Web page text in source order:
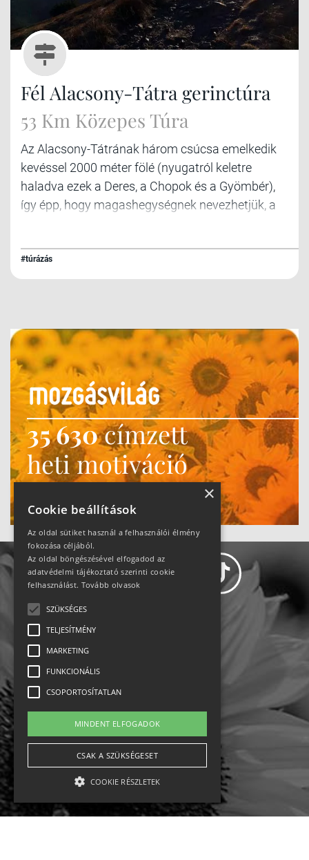
Fél Alacsony-Tátra gerinctúra
53 Km Közepes Túra
Az Alacsony-Tátrának három csúcsa emelkedik
kevéssel 2000 méter fölé (nyugatról keletre
haladva ezek a Deres, a Chopok és a Gyömbér),
így épp, hogy magashegységnek nevezhetjük, a
#túrázás
35 630címzett
heti motiváció
Ne maradj le!
Impresszum-kapcsolat
Jogi nyilatkozat
Rólunk
English
×
Cookie beállítások
Az oldal sütiket használ a felhasználói élmény
fokozása céljából.
Az oldal böngészésével elfogadod az
adatvédelmi tájékoztató szerinti cookie
felhasználást. Tovább olvasok
SZÜKSÉGES
TELJESÍTMÉNY
MARKETING
FUNKCIONÁLIS
CSOPORTOSÍTATLAN
MINDENT ELFOGADOK
CSAK A SZÜKSÉGESET
COOKIE RÉSZLETEK